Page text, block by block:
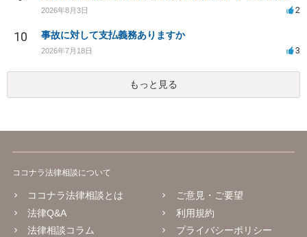
2026年8月3日 2
10 事故に対して支払義務ありますか
2026年7月18日 3
もっと見る
ココナラ法律相談について
ココナラ法律相談とは
法律Q&A
法律相談コラム
ご意見・ご要望
利用規約
プライバシーポリシー